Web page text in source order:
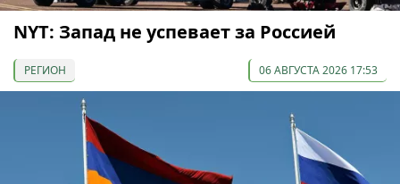
NYT: Запад не успевает за Россией
РЕГИОН 06 АВГУСТА 2026 17:53